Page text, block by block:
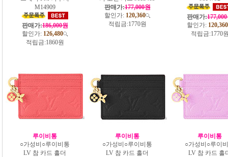
M14909
판매가:186,000원
할인가: 126,480
적립금:1860원
판매가:177,000원
할인가: 120,360
적립금:1770원
판매가:
할인가: 120,360
적립금:1770
루이비통
○가성비○루이비통
LV 참 카드 홀더
루이비통
○가성비○루이비통
LV 참 카드 홀더
루이비통
○가성비○루이
LV 참 카드 홀